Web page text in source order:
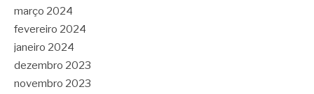
março 2024
fevereiro 2024
janeiro 2024
dezembro 2023
novembro 2023